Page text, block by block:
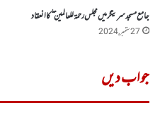
جامع مسجد سرینگر میں مجلس رحمة للعالمین ۖ کا انعقاد
27 ستمبر, 2024
جواب دیں